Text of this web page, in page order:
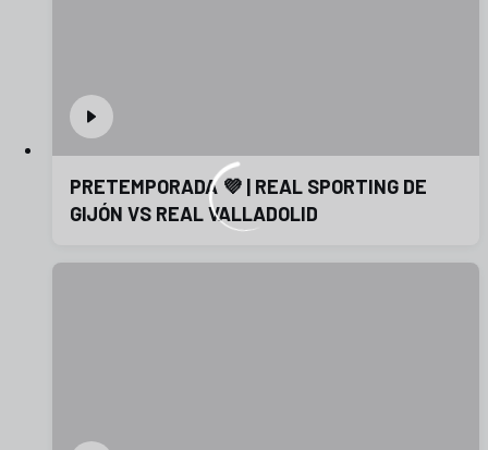
PRETEMPORADA 💜 | REAL SPORTING DE
GIJÓN VS REAL VALLADOLID